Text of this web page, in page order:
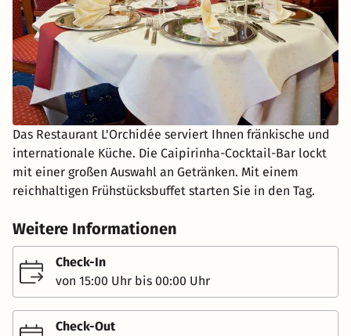
Das Restaurant L'Orchidée serviert Ihnen fränkische und
internationale Küche. Die Caipirinha-Cocktail-Bar lockt
mit einer großen Auswahl an Getränken. Mit einem
reichhaltigen Frühstücksbuffet starten Sie in den Tag.
Weitere Informationen
Check-In
von 15:00 Uhr bis 00:00 Uhr
Check-Out